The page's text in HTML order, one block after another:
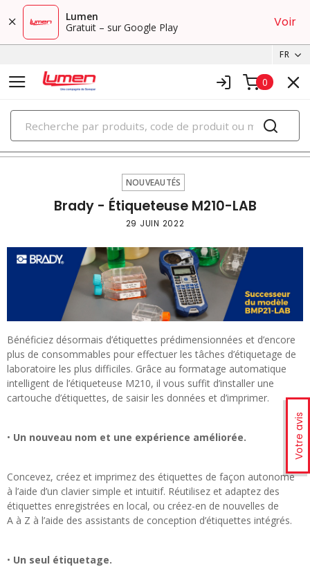
Lumen
Gratuit – sur Google Play
Voir
FR
0
PRODUITS
nouveautés
Votre avis
NOUVEAUTÉS
Brady - Étiqueteuse M210-LAB
29 JUIN 2022
Bénéficiez désormais d’étiquettes prédimensionnées et d’encore
plus de consommables pour effectuer les tâches d’étiquetage de
laboratoire les plus difficiles. Grâce au formatage automatique
intelligent de l’étiqueteuse M210, il vous suffit d’installer une
cartouche d’étiquettes, de saisir les données et d’imprimer.
• Un nouveau nom et une expérience améliorée.
Concevez, créez et imprimez des étiquettes de façon autonome
à l’aide d’un clavier simple et intuitif. Réutilisez et adaptez des
étiquettes enregistrées en local, ou créez-en de nouvelles de
A à Z à l’aide des assistants de conception d’étiquettes intégrés.
• Un seul étiquetage.